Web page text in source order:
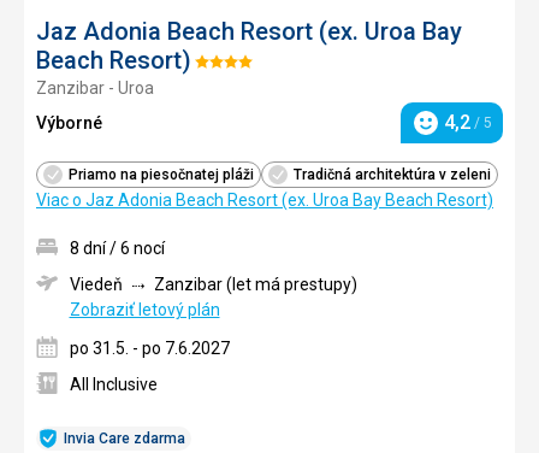
Jaz Adonia Beach Resort (ex. Uroa Bay
Beach Resort) Hodnotenie:
Zanzibar - Uroa
Výborné
Hodnotenie
4,2 / 5
Priamo na piesočnatej pláži Tradičná architektúra v zeleni
Viac o Jaz Adonia Beach Resort (ex. Uroa Bay Beach Resort)
Invia Care zdarma
8 dní / 6 nocí
Viedeň
Zanzibar (let má prestupy)
Zobraziť letový plán
po 31.5. - po 7.6.2027
All Inclusive